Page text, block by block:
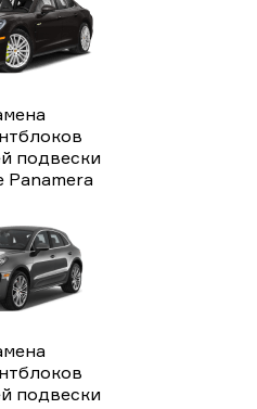
подвески
Panamera
подвески